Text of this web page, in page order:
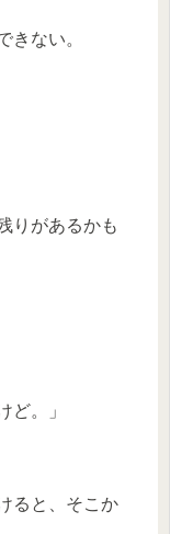
きない。
りがあるかも
ど。」
ると、そこか